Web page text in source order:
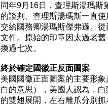
同年9月16日，查理斯湯瑪斯
的談判。查理斯湯瑪斯一直
交給國務卿湯瑪斯傑弗遜。
文件。原始的印章因太過老
換過七次。
終於確定國徽正反面圖案
美國國徽正面圖案的主要形
白的意思），美國人認為，
的雙翅展開，左右雕爪分別